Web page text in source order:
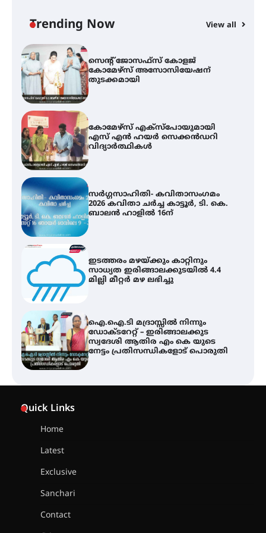
Trending Now View all
കോമേഴ്സ് എക്സ്പോയുമായി
എസ് എൻ ഹയർ സെക്കൻഡറി
വിദ്യാർത്ഥികൾ
സർഗ്ഗസാഹിതി- കവിതാസംഗമം
2026 കവിതാ ചർച്ച കാട്ടൂർ, ടി. കെ.
ബാലൻ ഹാളിൽ 16ന്
ഇടത്തരം മഴയ്ക്കും കാറ്റിനും
സാധ്യത ഇരിങ്ങാലക്കുടയിൽ 4.4
മില്ലി മീറ്റർ മഴ ലഭിച്ചു
ഐ.ഐ.ടി മദ്രാസ്സിൽ നിന്നും
ഡോക്ടറേറ്റ് – ഇരിങ്ങാലക്കുട
സ്വദേശി ആതിര എം കെ യുടെ
നേട്ടം പ്രതിസന്ധികളോട് പൊരുതി
ട്യുണീഷ്യൻ ചിത്രം ” ദി വോയിസ്
ഓഫ് ഹിന്ദ് റജബ് ” ഇരിങ്ങാലക്കുട
ഫിലിം സൊസൈറ്റി ആഗസ്റ്റ് 7
വെള്ളിയാഴ്ച സ്‌ക്രീൻ ചെയ്യുന്നു
Quick Links
Home
Latest
Exclusive
Sanchari
Contact